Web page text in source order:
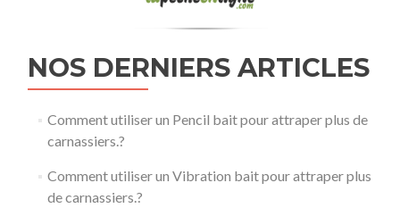
NOS DERNIERS ARTICLES
Comment utiliser un Pencil bait pour attraper plus de
carnassiers.?
Comment utiliser un Vibration bait pour attraper plus
de carnassiers.?